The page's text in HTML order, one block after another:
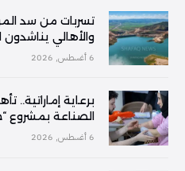
تسربات من سد
والأهالي
6 أغسطس, 2026
الصناعة بمشروع
6 أغسطس, 2026